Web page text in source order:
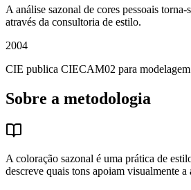
A análise sazonal de cores pessoais
através da consultoria de estilo.
2004
CIE publica CIECAM02 para modelagem
Sobre a metodologia
A coloração sazonal é uma prática de
descreve quais tons apoiam visualmente a